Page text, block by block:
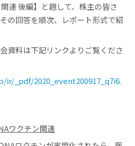
連 後編】と題して、株主の皆さ
の回答を順次、レポート形式で紹
資料は下記リンクよりご覧くださ
ir/_pdf/2020_event200917_q7i6.
ワクチン関連